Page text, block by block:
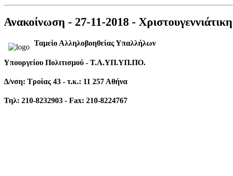
Ανακοίνωση - 27-11-2018 -
Ταμείο Αλληλοβοηθείας Υπαλλήλων
Υπουργείου Πολιτισμού - T.Α.ΥΠ.ΥΠ.ΠΟ.
Δ/νση: Τροίας 43 - τ.κ.: 11 257 Αθήνα
Τηλ: 210-8232903 - Fax: 210-8224767